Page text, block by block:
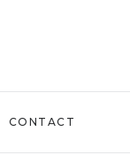
CONTACT